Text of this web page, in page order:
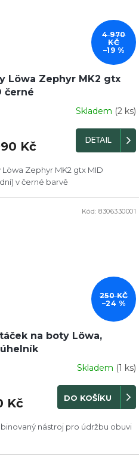
4 970
KČ
–19 %
Löwa Zephyr MK2 gtx
černé
Skladem (2 ks)
Kč DETAIL
Löwa Zephyr MK2 gtx MID
v černé barvě
250 KČ
–24 %
na boty Löwa,
Skladem (1 ks)
Kč DO KOŠÍKU
nástroj pro údržbu obuvi
Kód:8306330001